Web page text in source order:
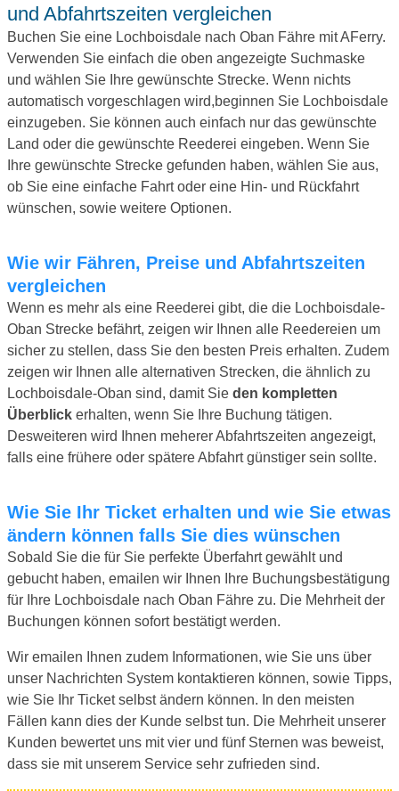
und Abfahrtszeiten vergleichen
Buchen Sie eine Lochboisdale nach Oban Fähre mit AFerry.
Verwenden Sie einfach die oben angezeigte Suchmaske
und wählen Sie Ihre gewünschte Strecke. Wenn nichts
automatisch vorgeschlagen wird,beginnen Sie Lochboisdale
einzugeben. Sie können auch einfach nur das gewünschte
Land oder die gewünschte Reederei eingeben. Wenn Sie
Ihre gewünschte Strecke gefunden haben, wählen Sie aus,
ob Sie eine einfache Fahrt oder eine Hin- und Rückfahrt
wünschen, sowie weitere Optionen.
Wie wir Fähren, Preise und Abfahrtszeiten
vergleichen
Wenn es mehr als eine Reederei gibt, die die Lochboisdale-
Oban Strecke befährt, zeigen wir Ihnen alle Reedereien um
sicher zu stellen, dass Sie den besten Preis erhalten. Zudem
zeigen wir Ihnen alle alternativen Strecken, die ähnlich zu
Lochboisdale-Oban sind, damit Sie den kompletten
Überblick erhalten, wenn Sie Ihre Buchung tätigen.
Desweiteren wird Ihnen meherer Abfahrtszeiten angezeigt,
falls eine frühere oder spätere Abfahrt günstiger sein sollte.
Wie Sie Ihr Ticket erhalten und wie Sie etwas
ändern können falls Sie dies wünschen
Sobald Sie die für Sie perfekte Überfahrt gewählt und
gebucht haben, emailen wir Ihnen Ihre Buchungsbestätigung
für Ihre Lochboisdale nach Oban Fähre zu. Die Mehrheit der
Buchungen können sofort bestätigt werden.
Wir emailen Ihnen zudem Informationen, wie Sie uns über
unser Nachrichten System kontaktieren können, sowie Tipps,
wie Sie Ihr Ticket selbst ändern können. In den meisten
Fällen kann dies der Kunde selbst tun. Die Mehrheit unserer
Kunden bewertet uns mit vier und fünf Sternen was beweist,
dass sie mit unserem Service sehr zufrieden sind.